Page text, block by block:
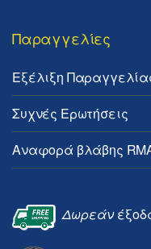
Παραγγελίες
Εξέλιξη
Συχνές Ερωτήσεις
Αναφορά βλάβης
Δωρεάν